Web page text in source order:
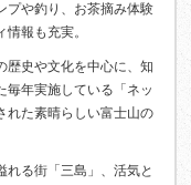
プや釣り、お茶摘み体験
報も充実。
歴史や文化を中心に、知
毎年実施している「ネッ
れた素晴らしい富士山の
れる街「三島」、活気と